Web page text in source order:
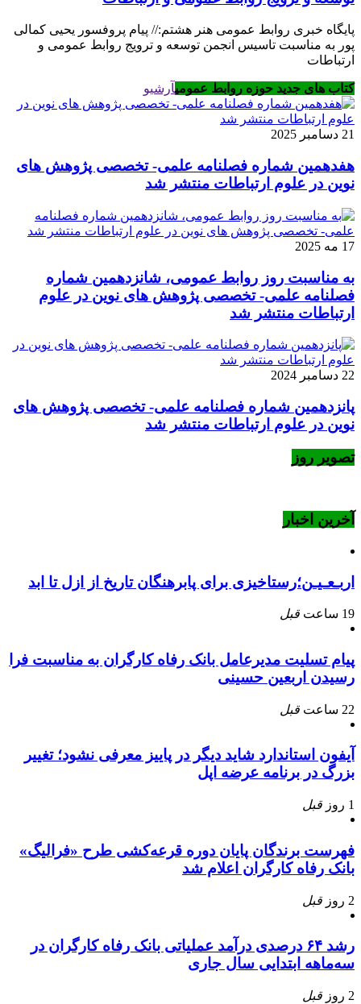
پایگاه خبری روابط عمومی هنر هشتم:// پیام پروفسور یحیی کمالی
پور به مناسبت تاسیس انجمن توسعه و ترویج روابط عمومی و
ارتباطات
کتاب های جدید حوزه روابط عمومیآرشیو
21 دسامبر 2025
هفدهمین شماره فصلنامه علمی- تخصصی پژوهش های
نوین در علوم ارتباطات منتشر شد
17 مه 2025
به مناسبت روز روابط عمومی، شانزدهمین شماره
فصلنامه علمی- تخصصی پژوهش های نوین در علوم
ارتباطات منتشر شد
22 دسامبر 2024
پانزدهمین شماره فصلنامه علمی- تخصصی پژوهش های
نوین در علوم ارتباطات منتشر شد
تصویر روز
آخرین اخبار
اربـعـیـن؛رستاخیزی برای پابرهنگان تاریخ از ازل تا ابد
19 ساعت قبل
پیام تسلیت مدیرعامل بانک رفاه کارگران به مناسبت فرا
رسیدن اربعین حسینی
22 ساعت قبل
آیفون استاندارد شاید دیگر در پاییز معرفی نشود؛ تغییر
بزرگ در برنامه عرضه اپل
1 روز قبل
فهرست برندگان پایان دوره قرعه‌کشی طرح «فرالیگ»
بانک رفاه کارگران اعلام شد
2 روز قبل
رشد ۶۴ درصدی درآمد عملیاتی بانک رفاه کارگران در
سه‌ماهه ابتدایی سال جاری
2 روز قبل